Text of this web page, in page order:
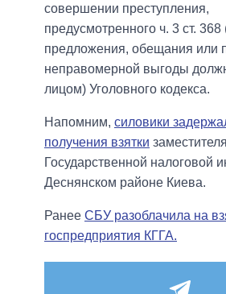
совершении преступления,
предусмотренного ч. 3 ст.
предложения, обещания или
неправомерной выгоды
лицом) Уголовного кодекса.
Напомним, силовики
получения взятки
Государственной налоговой
Деснянском районе Киева.
Ранее СБУ разоблачила на
госпредприятия КГГА.